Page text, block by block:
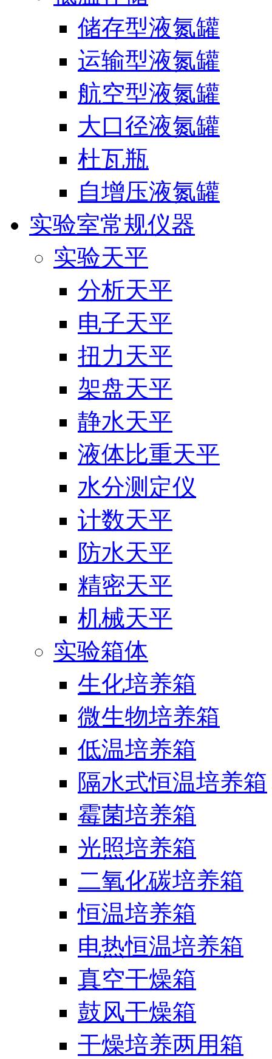
储存型液氮罐
运输型液氮罐
航空型液氮罐
大口径液氮罐
杜瓦瓶
自增压液氮罐
实验室常规仪器
实验天平
分析天平
电子天平
扭力天平
架盘天平
静水天平
液体比重天平
水分测定仪
计数天平
防水天平
精密天平
机械天平
实验箱体
生化培养箱
微生物培养箱
低温培养箱
隔水式恒温培养箱
霉菌培养箱
光照培养箱
二氧化碳培养箱
恒温培养箱
电热恒温培养箱
真空干燥箱
鼓风干燥箱
干燥培养两用箱